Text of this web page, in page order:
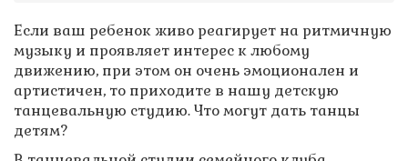
Если ваш ребенок живо реагирует на ритмичную
музыку и проявляет интерес к любому
движению, при этом он очень эмоционален и
артистичен, то приходите в нашу детскую
танцевальную студию. Что могут дать танцы
детям?